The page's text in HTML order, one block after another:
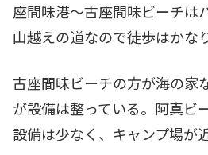
座間味港～古座間味ビーチは
山越えの道なので徒歩はかな
古座間味ビーチの方が海の家
が設備は整っている。阿真ビ
設備は少なく、キャンプ場が